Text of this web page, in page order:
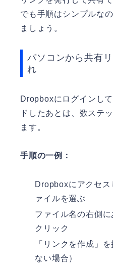
でも手順はシンプルな
ましょう。
パソコンから共有
れ
Dropboxにログインし
ドしたあとは、数ステ
ます。
手順の一例：
Dropboxにアクセス
ァイルを選ぶ
ファイル名の右側
クリック
「リンクを作成」
ない場合）